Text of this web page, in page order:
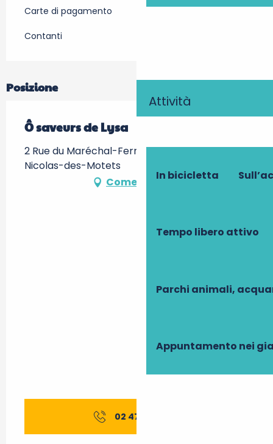
Attività
In bicicletta
Tempo libero attivo
Parchi animali,
Appuntamento nei
Carte di pagamento
Contanti
Posizione
Ô saveurs de Lysa
2 Rue du Maréchal-Ferrant, 37110 Saint-
Nicolas-des-Motets
Come arrivare
02 47 29 65